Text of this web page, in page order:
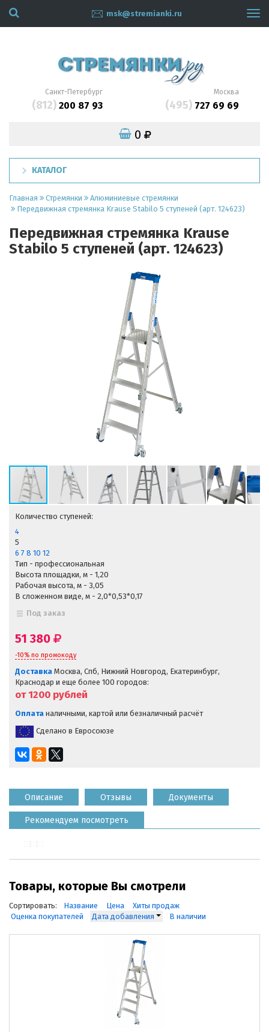
msk@stremianki.ru
Санкт-Петербург
(812) 200 87 93
Москва
(495)727 69 69
0
КАТАЛОГ
Главная Стремянки
Алюминиевые стремянки
Передвижная стремянка Krause Stabilo 5 ступеней (арт. 124623)
Передвижная стремянка Krause
Stabilo 5 ступеней (арт. 124623)
Количество ступеней:
4
5
6 7 8 10 12
Тип - профессиональная
Высота площадки, м - 1,20
Рабочая высота, м - 3,05
В сложенном виде, м - 2,0*0,53*0,17
Под заказ
51 380
-10% по промокоду
Доставка Москва, Спб, Нижний Новгород, Екатеринбург,
Краснодар и еще более 100 городов:
от 1200 рублей
Оплата наличными, картой или безналичный расчёт
Сделано в Евросоюзе
Описание Отзывы Документы
Рекомендуем посмотреть
Товары, которые Вы смотрели
Сортировать: Название Цена
Хиты продаж
Оценка покупателей
Дата добавления В наличии